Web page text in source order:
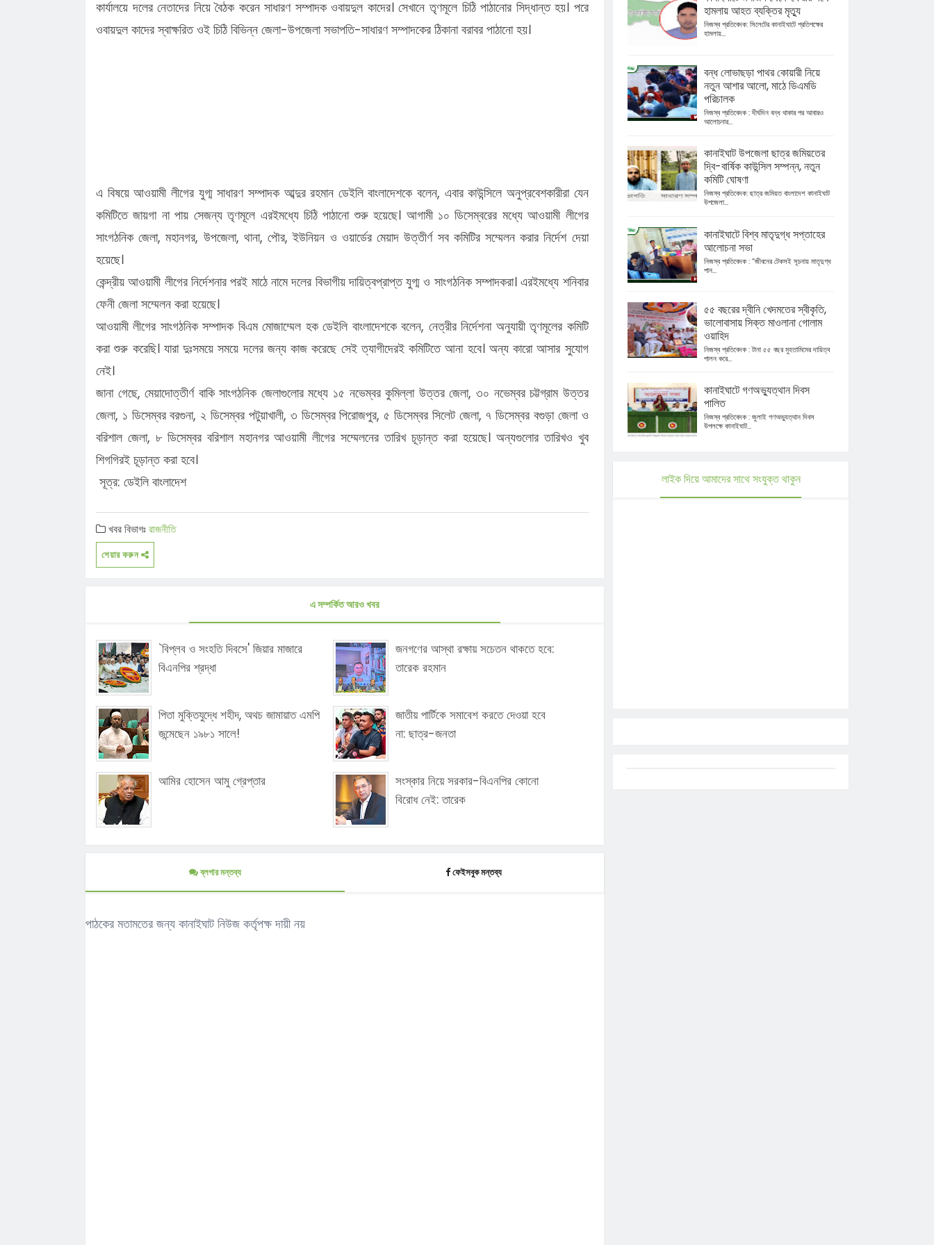
কার্যালয়ে দলের নেতাদের নিয়ে বৈঠক করেন সাধারণ সম্পাদক ওবায়দুল কাদের। সেখানে তৃণমূলে চিঠি পাঠানোর সিদ্ধান্ত হয়। পরে
ওবায়দুল কাদের স্বাক্ষরিত ওই চিঠি বিভিন্ন জেলা-উপজেলা সভাপতি-সাধারণ সম্পাদকের ঠিকানা বরাবর পাঠানো হয়।
এ বিষয়ে আওয়ামী লীগের যুগ্ম সাধারণ সম্পাদক আব্দুর রহমান ডেইলি বাংলাদেশকে বলেন, এবার কাউন্সিলে অনুপ্রবেশকারীরা যেন
কমিটিতে জায়গা না পায় সেজন্য তৃণমূলে এরইমধ্যে চিঠি পাঠানো শুরু হয়েছে। আগামী ১০ ডিসেম্বরের মধ্যে আওয়ামী লীগের
সাংগঠনিক জেলা, মহানগর, উপজেলা, থানা, পৌর, ইউনিয়ন ও ওয়ার্ডের মেয়াদ উত্তীর্ণ সব কমিটির সম্মেলন করার নির্দেশ দেয়া
হয়েছে।
কেন্দ্রীয় আওয়ামী লীগের নির্দেশনার পরই মাঠে নামে দলের বিভাগীয় দায়িত্বপ্রাপ্ত যুগ্ম ও সাংগঠনিক সম্পাদকরা। এরইমধ্যে শনিবার
ফেনী জেলা সম্মেলন করা হয়েছে।
আওয়ামী লীগের সাংগঠনিক সম্পাদক বিএম মোজাম্মেল হক ডেইলি বাংলাদেশকে বলেন, নেত্রীর নির্দেশনা অনুযায়ী তৃণমূলের কমিটি
করা শুরু করেছি। যারা দুঃসময়ে সময়ে দলের জন্য কাজ করেছে সেই ত্যাগীদেরই কমিটিতে আনা হবে। অন্য কারো আসার সুযোগ
নেই।
জানা গেছে, মেয়াদোত্তীর্ণ বাকি সাংগঠনিক জেলাগুলোর মধ্যে ১৫ নভেম্বর কুমিল্লা উত্তর জেলা, ৩০ নভেম্বর চট্টগ্রাম উত্তর
জেলা, ১ ডিসেম্বর বরগুনা, ২ ডিসেম্বর পটুয়াখালী, ৩ ডিসেম্বর পিরোজপুর, ৫ ডিসেম্বর সিলেট জেলা, ৭ ডিসেম্বর বগুড়া জেলা ও
বরিশাল জেলা, ৮ ডিসেম্বর বরিশাল মহানগর আওয়ামী লীগের সম্মেলনের তারিখ চূড়ান্ত করা হয়েছে। অন্যগুলোর তারিখও খুব
শিগগিরই চূড়ান্ত করা হবে।
সূত্র: ডেইলি বাংলাদেশ
খবর বিভাগঃরাজনীতি
শেয়ার করুন
এ সম্পর্কিত আরও খবর
`বিপ্লব ও সংহতি দিবসে' জিয়ার মাজারে
বিএনপির শ্রদ্ধা
জনগণের আস্থা রক্ষায় সচেতন থাকতে হবে:
তারেক রহমান
পিতা মুক্তিযুদ্ধে শহীদ, অথচ জামায়াত এমপি
জন্মেছেন ১৯৮১ সালে!
জাতীয় পার্টিকে সমাবেশ করতে দেওয়া হবে
না: ছাত্র-জনতা
আমির হোসেন আমু গ্রেপ্তার
সংস্কার নিয়ে সরকার-বিএনপির কোনো
বিরোধ নেই: তারেক
ব্লগার মন্তব্য ফেইসবুক মন্তব্য
পাঠকের মতামতের জন্য কানাইঘাট নিউজ কর্তৃপক্ষ দায়ী নয়
হামলায় আহত ব্যক্তির মৃত্যু
নিজস্ব প্রতিবেদক: সিলেটের কানাইঘাটে প্রতিপক্ষের
হামলায়...
বন্ধ লোভাছড়া পাথর কোয়ারী নিয়ে
নতুন আশার আলো, মাঠে ডিএমডি
পরিচালক
নিজস্ব প্রতিবেদক : দীর্ঘদিন বন্ধ থাকার পর আবারও
আলোচনার...
কানাইঘাট উপজেলা ছাত্র জমিয়তের
দ্বি-বার্ষিক কাউন্সিল সম্পন্ন, নতুন
কমিটি ঘোষণা
নিজস্ব প্রতিবেদক: ছাত্র জমিয়ত বাংলাদেশ কানাইঘাট
উপজেলা...
কানাইঘাটে বিশ্ব মাতৃদুগ্ধ সপ্তাহের
আলোচনা সভা
নিজস্ব প্রতিবেদক : “জীবনের টেকসই সূচনায় মাতৃদুগ্ধ
পান...
৫৫ বছরের দ্বীনি খেদমতের স্বীকৃতি,
ভালোবাসায় সিক্ত মাওলানা গোলাম
ওয়াহিদ
নিজস্ব প্রতিবেদক : টানা ৫৫ বছর মুহতামিমের দায়িত্ব
পালন করে...
কানাইঘাটে গণঅভ্যুত্থান দিবস
পালিত
নিজস্ব প্রতিবেদক : জুলাই গণঅভ্যুত্থান দিবস
উপলক্ষে কানাইঘাট...
লাইক দিয়ে আমাদের সাথে সংযুক্ত থাকুন